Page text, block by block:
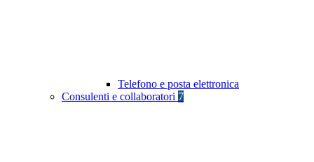
Telefono e posta elettronica
Consulenti e collaboratori 7